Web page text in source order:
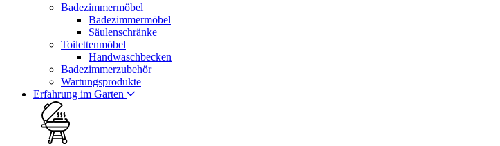
Badezimmermöbel
Badezimmermöbel
Säulenschränke
Toilettenmöbel
Handwaschbecken
Badezimmerzubehör
Wartungsprodukte
Erfahrung im Garten